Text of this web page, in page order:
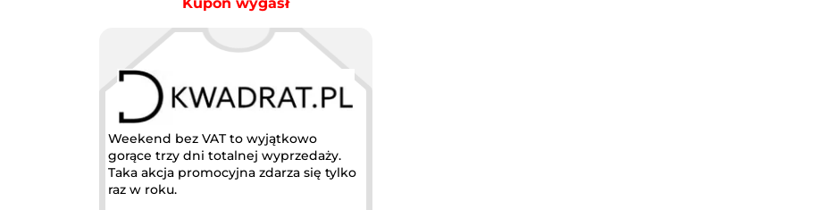
Weekend bez VAT to wyjątkowo
gorące trzy dni totalnej wyprzedaży.
Taka akcja promocyjna zdarza się tylko
raz w roku.